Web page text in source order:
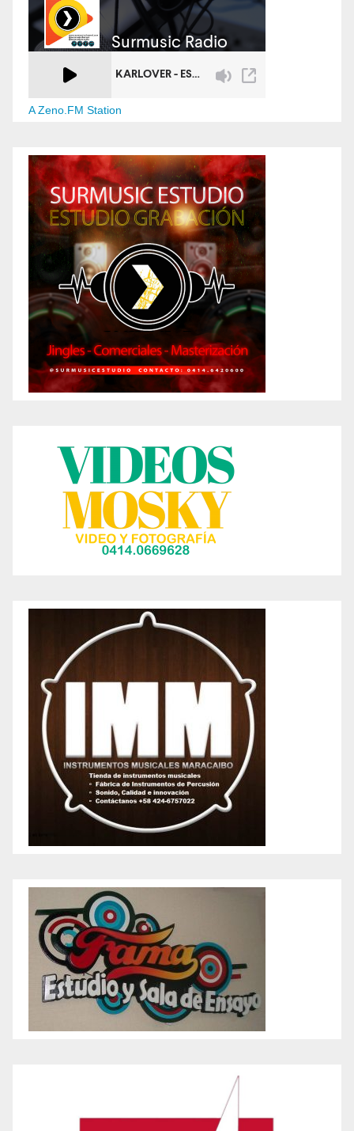
A Zeno.FM Station